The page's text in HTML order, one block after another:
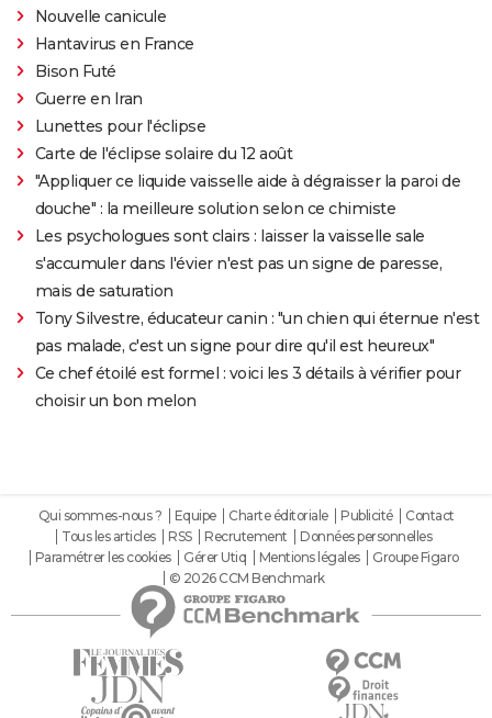
Nouvelle canicule
Hantavirus en France
Bison Futé
Guerre en Iran
Lunettes pour l'éclipse
Carte de l'éclipse solaire du 12 août
"Appliquer ce liquide vaisselle aide à dégraisser la paroi de
douche" : la meilleure solution selon ce chimiste
Les psychologues sont clairs : laisser la vaisselle sale
s'accumuler dans l'évier n'est pas un signe de paresse,
mais de saturation
Tony Silvestre, éducateur canin : "un chien qui éternue n'est
pas malade, c'est un signe pour dire qu'il est heureux"
Ce chef étoilé est formel : voici les 3 détails à vérifier pour
choisir un bon melon
Qui sommes-nous ? Equipe Charte éditoriale Publicité
Contact
Tous les articles
RSS Recrutement
Données personnelles
Paramétrer les cookies
Gérer Utiq Mentions légales
Groupe Figaro
© 2026 CCM Benchmark